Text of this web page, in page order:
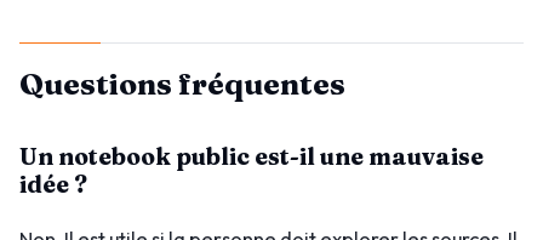
Questions fréquentes
Un notebook public est-il une mauvaise
idée ?